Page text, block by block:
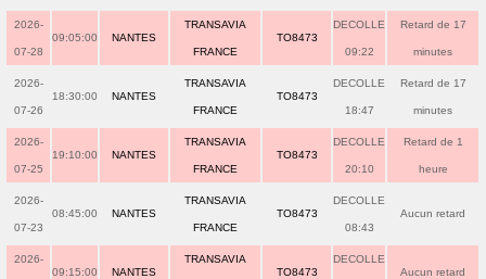
2026-
07-28
09:05:00 NANTES
TRANSAVIA
FRANCE
TO8473
DECOLLE
09:22
Retard de 17
minutes
2026-
07-26
18:30:00 NANTES
TRANSAVIA
FRANCE
TO8473
DECOLLE
18:47
Retard de 17
minutes
2026-
07-25
19:10:00 NANTES
TRANSAVIA
FRANCE
TO8473
DECOLLE
20:10
Retard de 1
heure
2026-
07-23
08:45:00 NANTES
TRANSAVIA
FRANCE
TO8473
DECOLLE
08:43
Aucun retard
2026-
09:15:00 NANTES
TRANSAVIA
TO8473
DECOLLE
Aucun retard